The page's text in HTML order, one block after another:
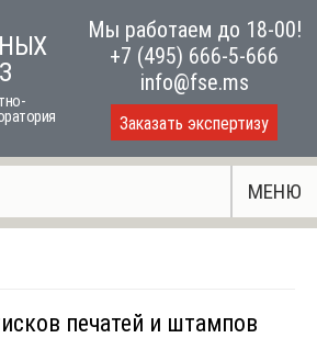
Мы работаем до 18-00!
+7 (495) 666-5-666
info@fse.ms
Заказать экспертизу
МЕНЮ
печатей и штампов